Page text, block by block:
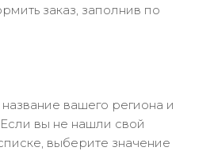
заказ, заполнив по
вашего региона и
Если вы не нашли свой
выберите значение